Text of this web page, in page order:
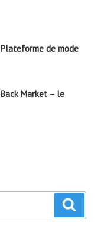
Plateforme de mode
Back Market – le